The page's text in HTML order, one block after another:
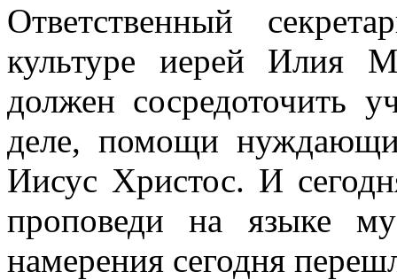
Ответственный
культуре иерей Илия
должен сосредоточить
деле, помощи
Иисус Христос. И
проповеди на языке
намерения сегодня